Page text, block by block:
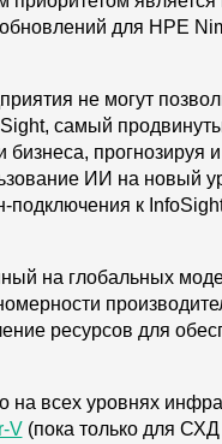
для HPE
не могут
самый
бизнеса, прогнозируя
ИИ на новый
к
на глобальных
ресурсов для
всех уровнях
V(пока только для